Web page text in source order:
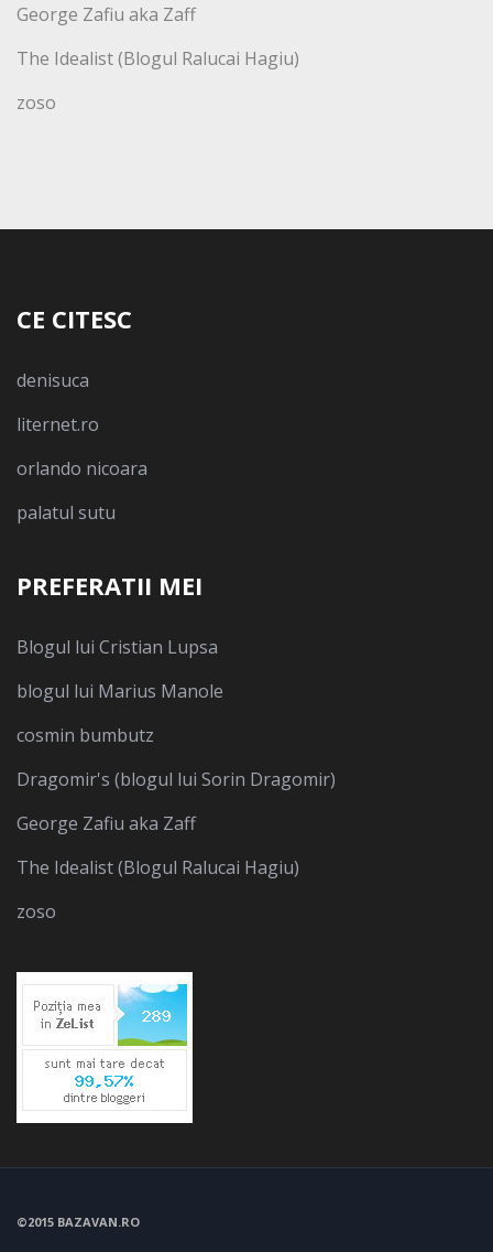
George Zafiu aka Zaff
The Idealist (Blogul Ralucai Hagiu)
zoso
CE CITESC
denisuca
liternet.ro
orlando nicoara
palatul sutu
PREFERATII MEI
Blogul lui Cristian Lupsa
blogul lui Marius Manole
cosmin bumbutz
Dragomir's (blogul lui Sorin Dragomir)
George Zafiu aka Zaff
The Idealist (Blogul Ralucai Hagiu)
zoso
©2015 BAZAVAN.RO